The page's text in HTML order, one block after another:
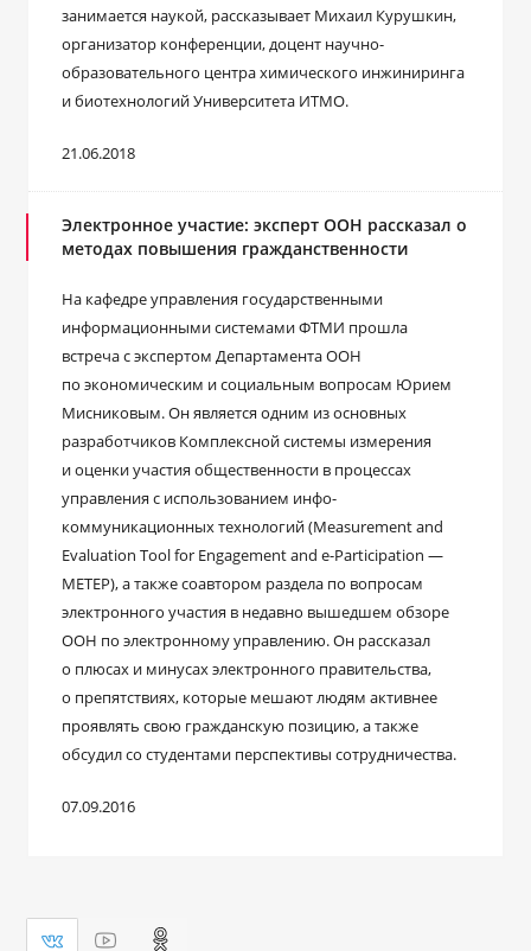
занимается наукой, рассказывает Михаил Курушкин,
организатор конференции, доцент научно-
образовательного центра химического инжиниринга
и биотехнологий Университета ИТМО.
21.06.2018
Электронное участие: эксперт ООН рассказал о
методах повышения гражданственности
На кафедре управления государственными
информационными системами ФТМИ прошла
встреча с экспертом Департамента ООН
по экономическим и социальным вопросам Юрием
Мисниковым. Он является одним из основных
разработчиков Комплексной системы измерения
и оценки участия общественности в процессах
управления с использованием инфо-
коммуникационных технологий (Measurement and
Evaluation Tool for Engagement and e-Participation —
METEP), а также соавтором раздела по вопросам
электронного участия в недавно вышедшем обзоре
ООН по электронному управлению. Он рассказал
о плюсах и минусах электронного правительства,
о препятствиях, которые мешают людям активнее
проявлять свою гражданскую позицию, а также
обсудил со студентами перспективы сотрудничества.
07.09.2016